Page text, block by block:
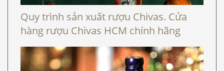
Quy trình sản xuất rượu Chivas. Cửa
hàng rượu Chivas HCM chính hãng